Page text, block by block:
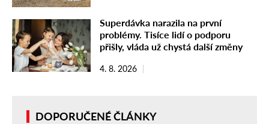
Superdávka narazila na první
problémy. Tisíce lidí o podporu
přišly, vláda už chystá další změny
4. 8. 2026
DOPORUČENÉ ČLÁNKY